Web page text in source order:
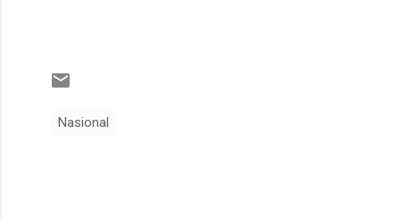
Nasional